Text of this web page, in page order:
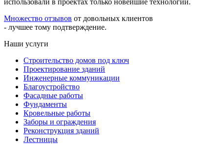
Множество отзывов от довольных клиентов
- лучшее тому подтверждение.
Наши услуги
Строительство домов под ключ
Проектирование зданий
Инженерные коммуникации
Благоустройство
Фасадные работы
Фундаменты
Кровельные работы
Заборы и ограждения
Реконструкция зданий
Лестницы